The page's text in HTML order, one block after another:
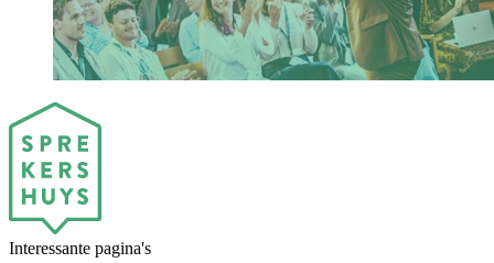
Interessante pagina's